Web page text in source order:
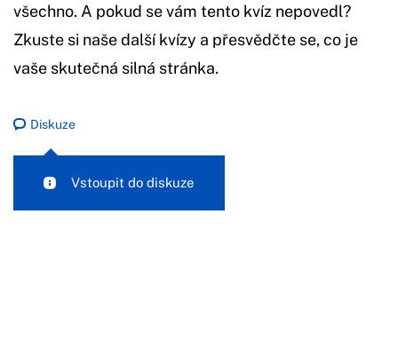
všechno. A pokud se vám tento kvíz nepovedl?
Zkuste si naše další kvízy a přesvědčte se, co je
vaše skutečná silná stránka.
Diskuze
Vstoupit do diskuze